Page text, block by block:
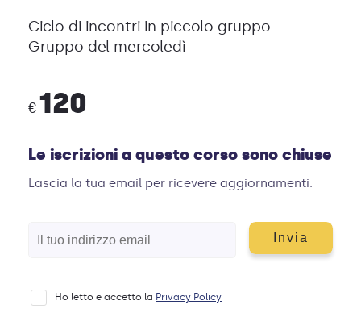
Ciclo di incontri in piccolo gruppo -
Gruppo del mercoledì
€120
Le iscrizioni a questo corso sono chiuse
Lascia la tua email per ricevere aggiornamenti.
Ho letto e accetto la Privacy Policy